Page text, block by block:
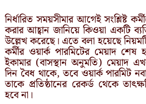
নির্ধারিত সময়সীমার আগেই সংশ্লিষ্ট
করার আহ্বান জানিয়ে কিওয়া একটি
উল্লেখ করেছে। এতে বলা হয়েছে
কর্মীর ওয়ার্ক পারমিটের মেয়াদ শেষ
ইকামার (বাসস্থান অনুমতি) মেয়াদ
দিন বৈধ থাকে, তবে ওয়ার্ক পারমিট
তাকে প্রতিষ্ঠানের রেকর্ড থেকে
হবে না।